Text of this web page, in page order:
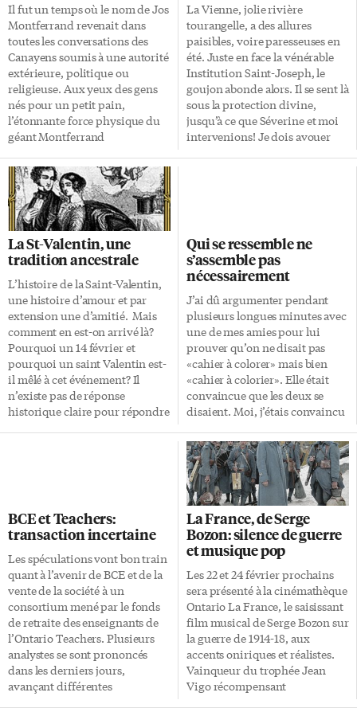
Il fut un temps où le nom de Jos
Montferrand revenait dans
toutes les conversations des
Canayens soumis à une autorité
extérieure, politique ou
religieuse. Aux yeux des gens
nés pour un petit pain,
l’étonnante force physique du
géant Montferrand
temps. Il était un héros tout
désigné. C’était dans la
première moitié du XIXe siècle.
Au fil des ans, les exploits de
Jos Montferrand sont tombés
dans l’oubli. Gilles Vigneault l’a
fait renaître, brièvement, dans
une chanson avec ces paroles:
«Le cul su’l’bord du cap
Diamant, les pieds dans l’eau
du Saint-Laurent / J’ai jasé […]
La Vienne, jolie rivière
tourangelle, a des allures
paisibles, voire paresseuses en
été. Juste en face la vénérable
Institution Saint-Joseph, le
goujon abonde alors. Il se sent là
sous la protection divine,
jusqu’à ce que Séverine et moi
intervenions! Je dois avouer
en fonction du public. L’hiver,
la Vienne se prend pour un
grand fleuve et déborde à flots
dans les prés environnants. On
a l’impression […]
La St-Valentin, une
tradition ancestrale
L’histoire de la Saint-Valentin,
une histoire d’amour et par
extension une d’amitié. Mais
comment en est-on arrivé là?
Pourquoi un 14 février et
pourquoi un saint Valentin est-
il mêlé à cet événement? Il
n’existe pas de réponse
historique claire pour répondre
traditions de la St-Valentin
Comme c’est bien souvent le cas
avec nos traditions, l’origine de
la Saint-Valentin remonte sans
doute à l’Antiquité. À Athènes,
le mois de gamélion (mi-
janvier-mi-février), consacré au
mariage de […]
Qui se ressemble ne
s’assemble pas
nécessairement
J’ai dû argumenter pendant
plusieurs longues minutes avec
une de mes amies pour lui
prouver qu’on ne disait pas
«cahier à colorer» mais bien
«cahier à colorier». Elle était
convaincue que les deux se
disaient. Moi, j’étais convaincu
Dans un cahier à colorier. Et je
n’allais pas lâcher prise! Il
m’arrive rarement de
m’emporter pour des questions
linguistiques, mais je voulais
tellement que sa fille de cinq
ans connaisse tout de suite le
terme correct. Et je pense bien
qu’à la voir suivre avec
attention la séance
d’«obstinage» amical et plutôt
rigolo – qu’on se […]
BCE et Teachers:
transaction incertaine
Les spéculations vont bon train
quant à l’avenir de BCE et de la
vente de la société à un
consortium mené par le fonds
de retraite des enseignants de
l’Ontario Teachers. Plusieurs
analystes se sont prononcés
dans les derniers jours,
avançant différentes
La France, de Serge
Bozon: silence de guerre
et musique pop
Les 22 et 24 février prochains
sera présenté à la cinémathèque
Ontario La France, le saisissant
film musical de Serge Bozon sur
la guerre de 1914-18, aux
accents oniriques et réalistes.
Vainqueur du trophée Jean
Vigo récompensant